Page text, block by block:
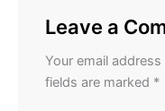
Leave a
Your email
fields are marked *